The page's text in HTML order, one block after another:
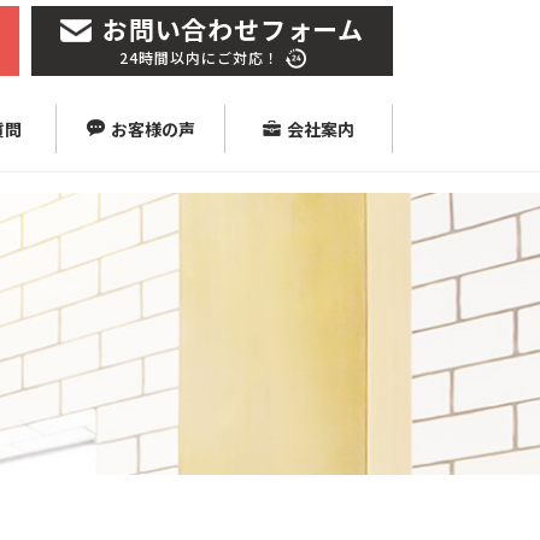
お問い合わせフォーム
24時間以内にご対応！
お客様の声 会社案内